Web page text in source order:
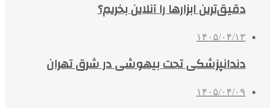
دقیق‌ترین ابزارها را آنلاین بخریم؟
۱۴۰۵/۰۴/۱۳
دندانپزشکی تحت بیهوشی در شرق تهران
۱۴۰۵/۰۴/۰۹